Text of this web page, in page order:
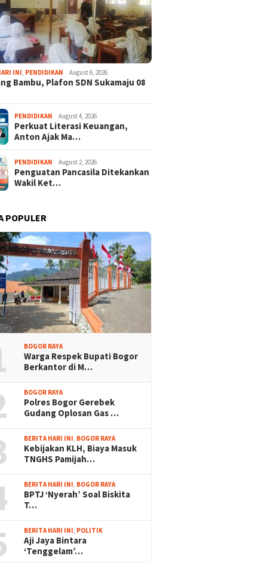
INI PENDIDIKAN August 6, 2026
Bambu, Plafon SDN Sukamaju 08
PENDIDIKAN August 4, 2026
Perkuat Literasi Keuangan,
Anton Ajak Ma…
PENDIDIKAN August 2, 2026
Penguatan Pancasila Ditekankan
Wakil Ket…
POPULER
BOGOR RAYA
Warga Respek Bupati Bogor
Berkantor di M…
BOGOR RAYA
Polres Bogor Gerebek
Gudang Oplosan Gas …
BERITA HARI INI, BOGOR RAYA
Kebijakan KLH, Biaya Masuk
TNGHS Pamijah…
BERITA HARI INI, BOGOR RAYA
BPTJ ‘Nyerah’ Soal Biskita
T…
BERITA HARI INI, POLITIK
Aji Jaya Bintara
‘Tenggelam’…